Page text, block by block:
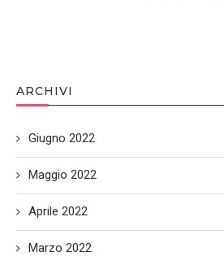
ARCHIVI
Giugno 2022
Maggio 2022
Aprile 2022
Marzo 2022